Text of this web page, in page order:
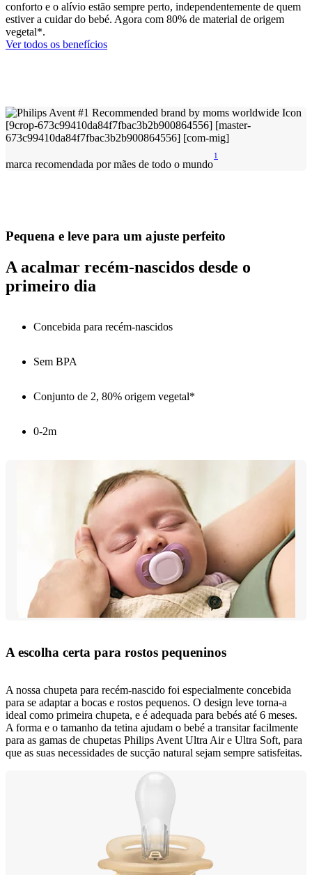
conforto e o alívio estão sempre perto, independentemente de quem
estiver a cuidar do bebé. Agora com 80% de material de origem
vegetal*.
Ver todos os benefícios
marca recomendada por mães de todo o mundo
1
Pequena e leve para um ajuste perfeito
A acalmar recém-nascidos desde o
primeiro dia
Concebida para recém-nascidos
Sem BPA
Conjunto de 2, 80% origem vegetal*
0-2m
A escolha certa para rostos pequeninos
A nossa chupeta para recém-nascido foi especialmente concebida
para se adaptar a bocas e rostos pequenos. O design leve torna-a
ideal como primeira chupeta, e é adequada para bebés até 6 meses.
A forma e o tamanho da tetina ajudam o bebé a transitar facilmente
para as gamas de chupetas Philips Avent Ultra Air e Ultra Soft, para
que as suas necessidades de sucção natural sejam sempre satisfeitas.